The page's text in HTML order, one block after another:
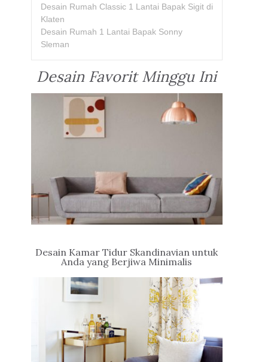
Desain Rumah Classic 1 Lantai Bapak Sigit di
Klaten
Desain Rumah 1 Lantai Bapak Sonny
Sleman
Desain Favorit Minggu Ini
Desain Kamar Tidur Skandinavian untuk
Anda yang Berjiwa Minimalis